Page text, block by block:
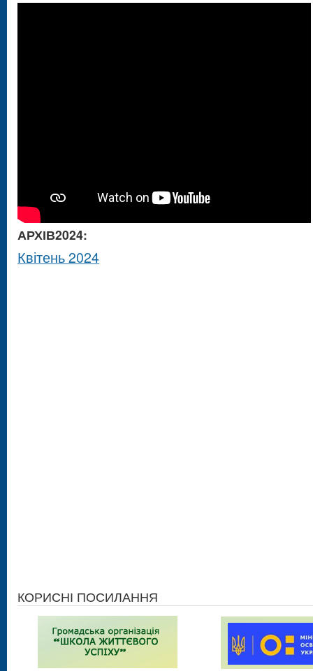
АРХІВ2024:
Квітень 2024
КОРИСНІ ПОСИЛАННЯ